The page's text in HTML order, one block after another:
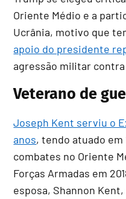
Oriente Médio e a
Ucrânia, motivo que
apoio do presidente
agressão militar contra
Veterano de
Joseph Kent serviu o
anos, tendo atuado em
combates no Oriente
Forças Armadas em
esposa, Shannon